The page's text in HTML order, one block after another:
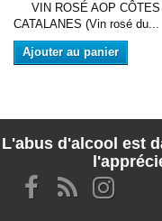
VIN ROSÉ AOP CÔTES
CATALANES (Vin rosé du...
Ajouter au panier
L'abus d'alcool est